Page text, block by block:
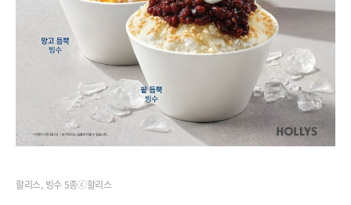
할리스, 빙수 5종ⓒ할리스